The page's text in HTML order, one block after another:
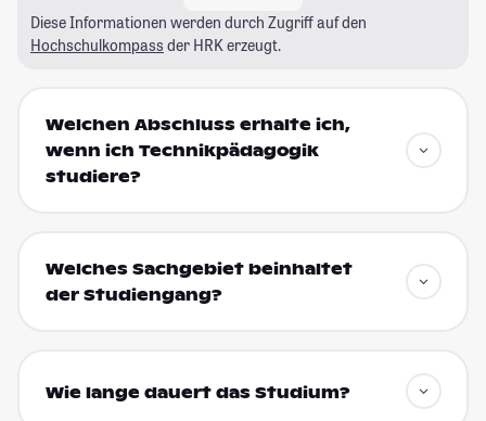
Diese Informationen werden durch Zugriff auf den
Hochschulkompass der HRK erzeugt.
Welchen Abschluss erhalte ich,
wenn ich Technikpädagogik
studiere?
Welches Sachgebiet beinhaltet
der Studiengang?
Wie lange dauert das Studium?